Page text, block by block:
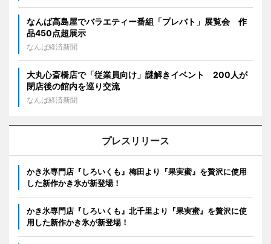
なんば高島屋でバラエティー番組「プレバト」展覧会 作
品450点超展示
なんば経済新聞
大丸心斎橋店で「従業員向け」謎解きイベント 200人が
閉店後の館内を巡り交流
なんば経済新聞
プレスリリース
かき氷専門店『しろいくも』梅田より『果実蜜』を贅沢に使用
した新作かき氷が新登場！
かき氷専門店『しろいくも』北千里より『果実蜜』を贅沢に使
用した新作かき氷が新登場！